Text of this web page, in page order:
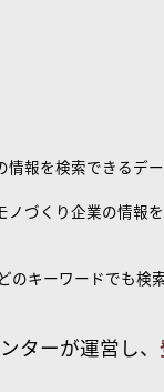
報を検索できるデ
づくり企業の情報
キーワードでも検
ターが運営し、